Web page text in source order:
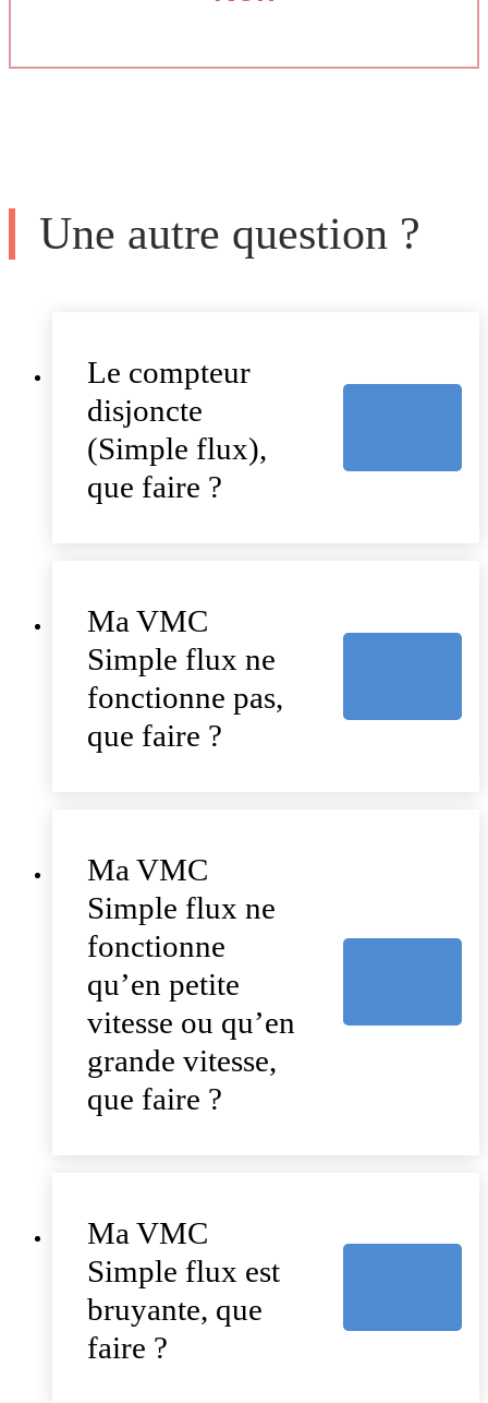
Une autre question ?
Le compteur
disjoncte
(Simple flux),
que faire ?
Ma VMC
Simple flux ne
fonctionne pas,
que faire ?
Ma VMC
Simple flux ne
fonctionne
qu’en petite
vitesse ou qu’en
grande vitesse,
que faire ?
Ma VMC
Simple flux est
bruyante, que
faire ?